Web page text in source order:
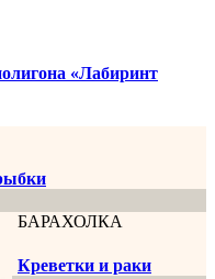
«Лабиринт
БАРАХОЛКА
Креветки и раки